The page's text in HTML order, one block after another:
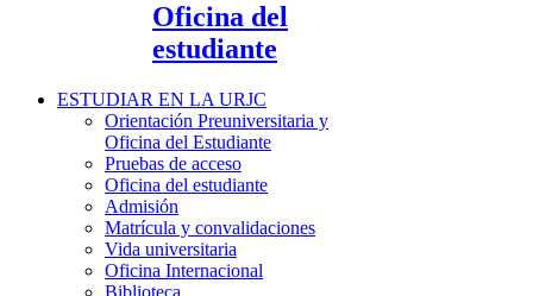
Oficina del
estudiante
ESTUDIAR EN LA URJC
Orientación Preuniversitaria y
Oficina del Estudiante
Pruebas de acceso
Oficina del estudiante
Admisión
Matrícula y convalidaciones
Vida universitaria
Oficina Internacional